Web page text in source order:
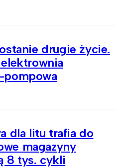
drugie życie.
pompowa
dla litu trafia do
magazyny
8 tys. cykli